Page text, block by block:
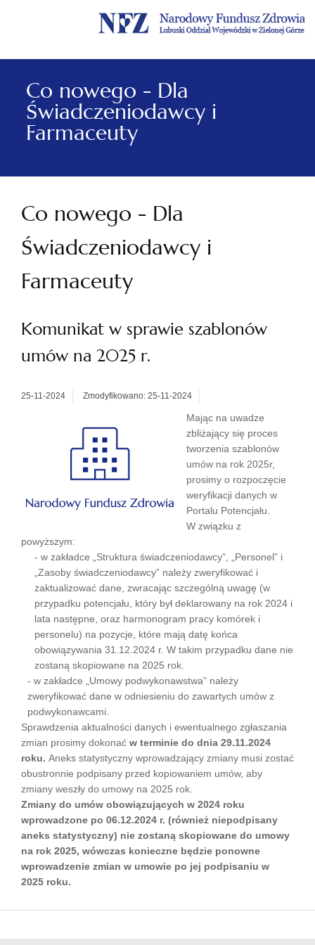
Menu
główne
Menu
lewe
Treść
główna
Szukaj
w
serwisie
Stopka
Co nowego - Dla
Świadczeniodawcy i
Farmaceuty
Co nowego - Dla
Świadczeniodawcy i
Farmaceuty
Komunikat w sprawie szablonów
umów na 2025 r.
25-11-2024 Zmodyfikowano: 25-11-2024
Mając na uwadze
zbliżający się proces
tworzenia szablonów
umów na rok 2025r,
prosimy o rozpoczęcie
weryfikacji danych w
Portalu Potencjału.
W związku z
powyższym:
- w zakładce „Struktura świadczeniodawcy”, „Personel” i
„Zasoby świadczeniodawcy” należy zweryfikować i
zaktualizować dane, zwracając szczególną uwagę (w
przypadku potencjału, który był deklarowany na rok 2024 i
lata następne, oraz harmonogram pracy komórek i
personelu) na pozycje, które mają datę końca
obowiązywania 31.12.2024 r. W takim przypadku dane nie
zostaną skopiowane na 2025 rok.
- w zakładce „Umowy podwykonawstwa” należy
zweryfikować dane w odniesieniu do zawartych umów z
podwykonawcami.
Sprawdzenia aktualności danych i ewentualnego zgłaszania
zmian prosimy dokonać w terminie do dnia 29.11.2024
roku. Aneks statystyczny wprowadzający zmiany musi zostać
obustronnie podpisany przed kopiowaniem umów, aby
zmiany weszły do umowy na 2025 rok.
Zmiany do umów obowiązujących w 2024 roku
wprowadzone po 06.12.2024 r. (również niepodpisany
aneks statystyczny) nie zostaną skopiowane do umowy
na rok 2025, wówczas konieczne będzie ponowne
wprowadzenie zmian w umowie po jej podpisaniu w
2025 roku.